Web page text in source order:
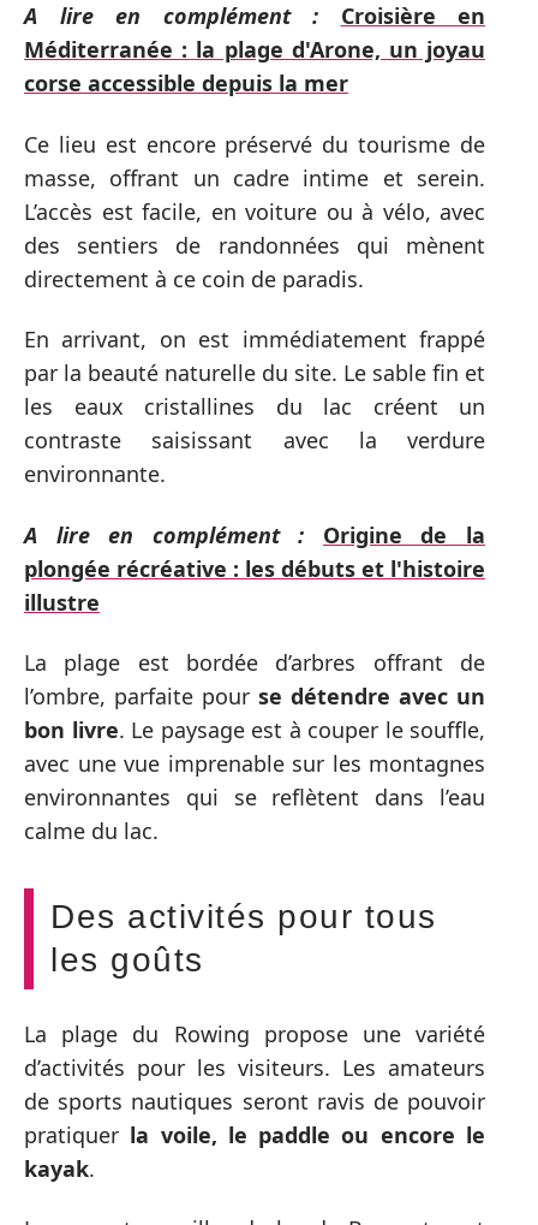
A lire en complément :
Croisière en
Méditerranée : la plage d'Arone, un joyau
corse accessible depuis la mer
Ce lieu est encore préservé du tourisme de
masse, offrant un cadre intime et serein.
L’accès est facile, en voiture ou à vélo, avec
des sentiers de randonnées qui mènent
directement à ce coin de paradis.
En arrivant, on est immédiatement frappé
par la beauté naturelle du site. Le sable fin et
les eaux cristallines du lac créent un
contraste saisissant avec la verdure
environnante.
A lire en complément :
Origine de la
plongée récréative : les débuts et l'histoire
illustre
La plage est bordée d’arbres offrant de
l’ombre, parfaite pour se détendre avec un
bon livre. Le paysage est à couper le souffle,
avec une vue imprenable sur les montagnes
environnantes qui se reflètent dans l’eau
calme du lac.
Des activités pour tous
les goûts
La plage du Rowing propose une variété
d’activités pour les visiteurs. Les amateurs
de sports nautiques seront ravis de pouvoir
pratiquer la voile, le paddle ou encore le
kayak.